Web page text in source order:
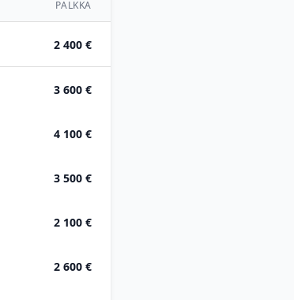
PALKKA
2 400 €
3 600 €
4 100 €
3 500 €
2 100 €
2 600 €